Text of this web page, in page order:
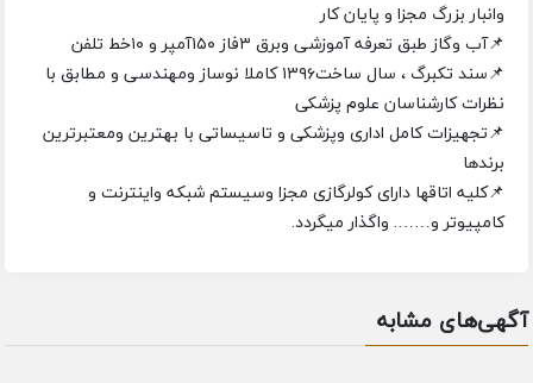
وانبار بزرگ مجزا و پایان کار
📌آب وگاز طبق تعرفه آموزشی وبرق ۳فاز ۱۵۰آمپر و ۱۰خط تلفن
📌سند تکبرگ ، سال ساخت۱۳۹۶ کاملا نوساز ومهندسی و مطابق با
نظرات کارشناسان علوم پزشکی
📌تجهیزات کامل اداری وپزشکی و تاسیساتی با بهترین ومعتبرترین
برندها
📌کلیه اتاقها دارای کولرگازی مجزا وسیستم شبکه واینترنت و
کامپیوتر و……. واگذار میگردد.
آگهی‌های مشابه